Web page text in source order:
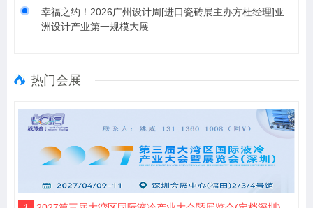
幸福之约！2026广州设计周[进口瓷砖展主办方杜经理]亚
洲设计产业第一规模大展
热门会展